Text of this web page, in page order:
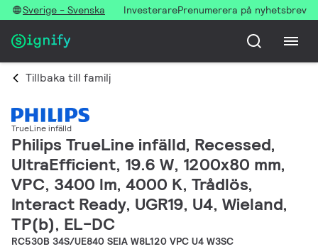
Sverige - Svenska InvesterarePrenumerera på nyhetsbrev
Tillbaka till familj
TrueLine infälld
Philips TrueLine infälld, Recessed,
UltraEfficient, 19.6 W, 1200x80 mm,
VPC, 3400 lm, 4000 K, Trådlös,
Interact Ready, UGR19, U4, Wieland,
TP(b), EL-DC
RC530B 34S/UE840 SEIA W8L120 VPC U4 W3SC